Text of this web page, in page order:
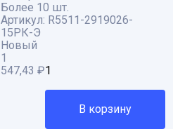
Более 10 шт.
Артикул: R5511-2919026-
15РК-Э
Новый
1
547,43 ₽
В корзину